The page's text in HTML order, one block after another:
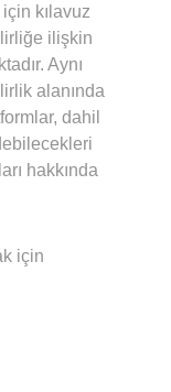
kılavuz
ilişkin
Aynı
alanında
dahil
hakkında
için